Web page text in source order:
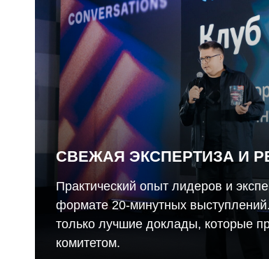
СВЕЖАЯ ЭКСПЕРТИЗА И
Практический опыт лидеров и
формате 20-минутных
только лучшие доклады, которые
комитетом.